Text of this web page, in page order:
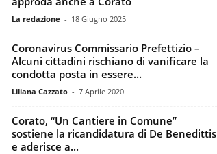
La redazione - 18 Giugno 2025
Coronavirus Commissario Prefettizio –
Alcuni cittadini rischiano di vanificare la
condotta posta in essere...
Liliana Cazzato - 7 Aprile 2020
Corato, “Un Cantiere in Comune”
sostiene la ricandidatura di De Benedittis
e aderisce a...